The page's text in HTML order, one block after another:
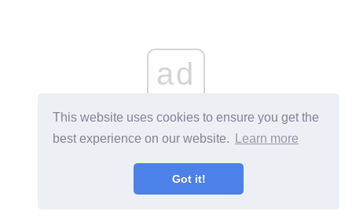
This website uses cookies to ensure you get the
best experience on our website.
Learn more
Got it!
ad